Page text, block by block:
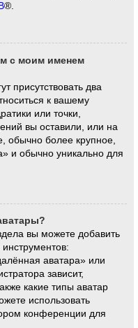
®.
с моим именем
присутствовать два
к вашему
или точки,
вы оставили, или на
обычно более крупное,
и обычно уникально для
вы можете добавить
аватара» или
зависит,
какие типы аватар
использовать
конференции для